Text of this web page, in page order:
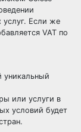
услуг. Если же
VAT по
уникальный
или услуги в
условий будет